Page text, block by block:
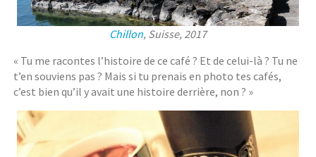
Chillon, Suisse, 2017
« Tu me racontes l’histoire de ce café ? Et de celui-là ? Tu ne
t’en souviens pas ? Mais si tu prenais en photo tes cafés,
c’est bien qu’il y avait une histoire derrière, non ? »